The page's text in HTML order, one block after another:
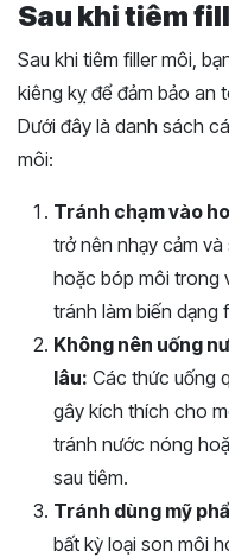
Sau khi tiêm
Sau khi tiêm filler môi,
kiêng kỵ để đảm bảo an
Dưới đây là danh sách
môi:
Tránh chạm vào
trở nên nhạy cảm
hoặc bóp môi trong
tránh làm biến dạng
Không nên uống
lâu: Các thức uống
gây kích thích cho
tránh nước nóng
sau tiêm.
Tránh dùng mỹ
bất kỳ loại son môi